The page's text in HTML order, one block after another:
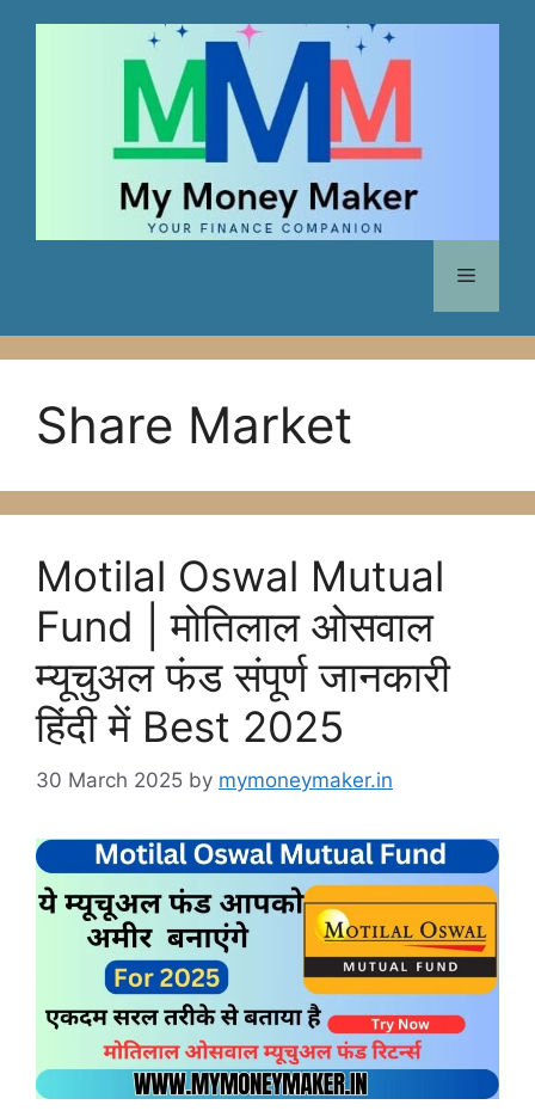
Menu
Share Market
Motilal Oswal Mutual
Fund | मोतिलाल ओसवाल
म्यूचुअल फंड संपूर्ण जानकारी
हिंदी में Best 2025
30 March 2025 by mymoneymaker.in